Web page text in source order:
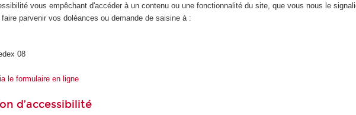
vous empêchant d'accéder à un contenu ou une fonctionnalité du site, que vous nous le
parvenir vos doléances ou demande de saisine à :
08
le formulaire en ligne
d’accessibilité